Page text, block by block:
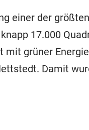
einer der
17.000
grüner
Damit